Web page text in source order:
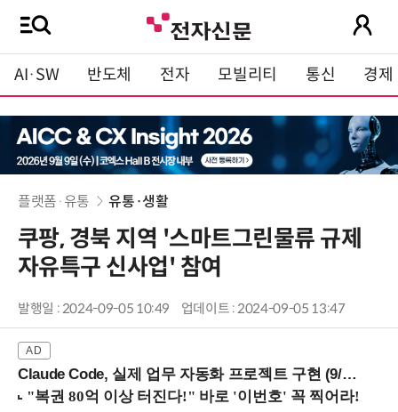
AI·SW 반도체 전자 모빌리티 통신 경제
플랫폼·유통 유통·생활
쿠팡, 경북 지역 '스마트그린물류 규제
자유특구 신사업' 참여
발행일 : 2024-09-05 10:49 업데이트 : 2024-09-05 13:47
Claude Code, 실제 업무 자동화 프로젝트 구현 (9/16 ~17 강남역)